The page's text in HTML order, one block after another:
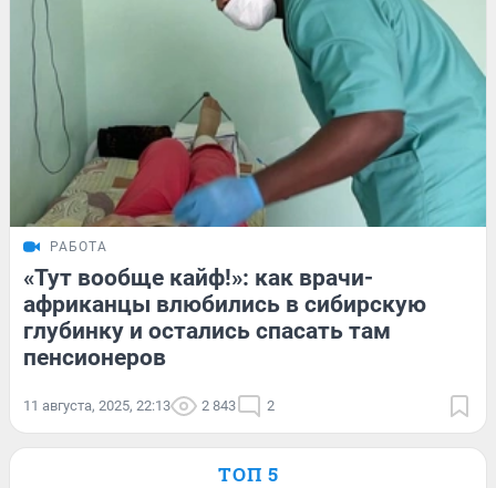
РАБОТА
«Тут вообще кайф!»: как врачи-
африканцы влюбились в сибирскую
глубинку и остались спасать там
пенсионеров
11 августа, 2025, 22:13 2 843 2
ТОП 5